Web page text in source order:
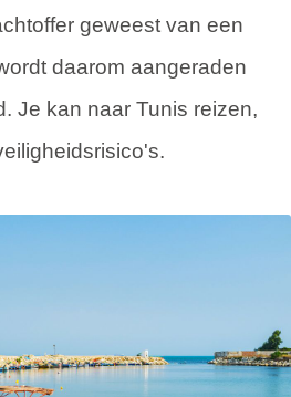
geweest van een
daarom aangeraden
Je kan naar Tunis reizen,